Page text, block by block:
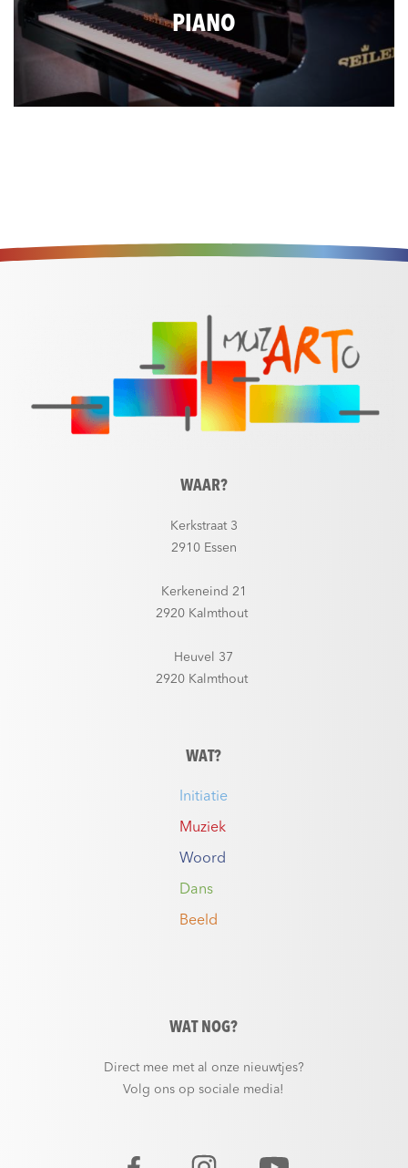
PIANO
WAAR?
Kerkstraat 3
2910 Essen
Kerkeneind 21
2920 Kalmthout
Heuvel 37
2920 Kalmthout
WAT?
Initiatie
Muziek
Woord
Dans
Beeld
WAT NOG?
Direct mee met al onze nieuwtjes?
Volg ons op sociale media!